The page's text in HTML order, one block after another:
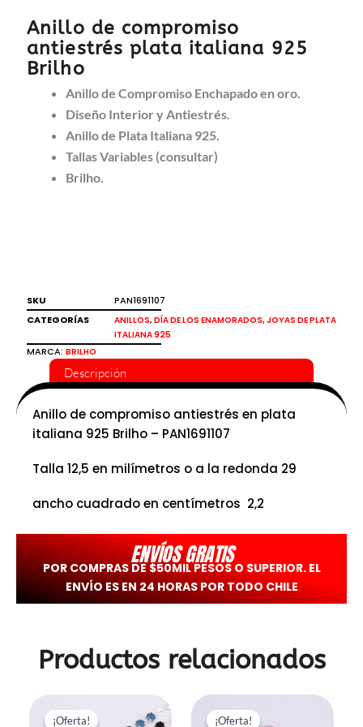
Anillo de compromiso
antiestrés plata italiana 925
Brilho
Anillo de Compromiso Enchapado en oro.
Diseño Interior y Antiestrés.
Anillo de Plata Italiana 925.
Tallas Variables (consultar)
Brilho.
SKU
PAN1691107
CATEGORÍAS
ANILLOS, DÍA DE LOS ENAMORADOS, JOYAS DE PLATA
ITALIANA 925
MARCA: BRILHO
Descripción
Anillo de compromiso antiestrés en plata
italiana 925 Brilho – PAN1691107
Talla 12,5 en milímetros o a la redonda 29
ancho cuadrado en centímetros 2,2
ENVÍOS GRATIS
POR COMPRAS DE $50MIL PESOS O SUPERIOR. EL
ENVÍO ES EN 24 HORAS POR TODO CHILE
Productos relacionados
¡Oferta!
¡Oferta!
precio
El
precio
¡Oferta!
¡Oferta!
El